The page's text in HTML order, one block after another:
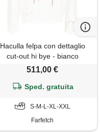
Haculla felpa con dettaglio
cut-out hi bye - bianco
511,00 €
Sped. gratuita
S-M-L-XL-XXL
Farfetch